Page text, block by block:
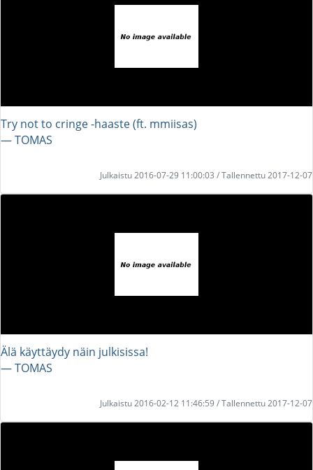
Try not to cringe -haaste (ft. mmiisas)
― TOMAS
Julkaistu 2016-07-29 11:00:03 / Tallennettu 2017-12-07
Älä käyttäydy näin julkisissa!
― TOMAS
Julkaistu 2016-02-12 11:46:59 / Tallennettu 2017-12-07